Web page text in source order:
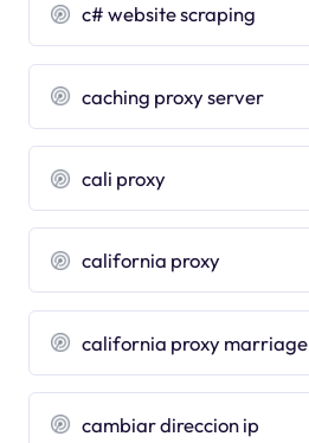
c# website scraping
caching proxy server
cali proxy
california proxy
california proxy marriage
cambiar direccion ip